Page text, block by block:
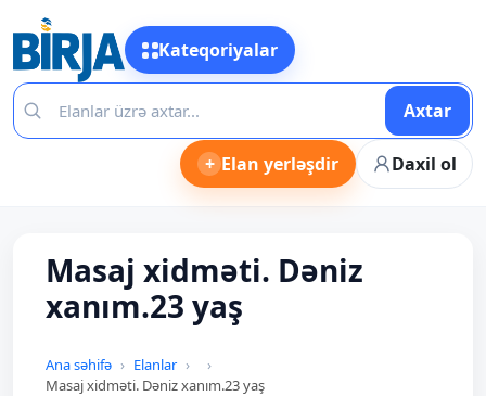
Kateqoriyalar
Axtar
+ Elan yerləşdir Daxil ol
Masaj xidməti. Dəniz
xanım.23 yaş
Ana səhifə
Elanlar
Masaj xidməti. Dəniz xanım.23 yaş